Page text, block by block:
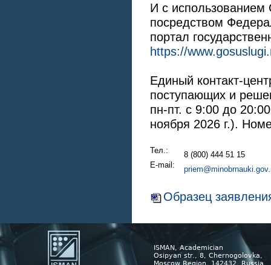
И с использованием
посредством
портал
https://
Единый контакт-
поступающих и
пн-пт. с 9:00 до
ноября 2026 г.).
Тел.:
8 (800) 444 51 15
E-mail:
Образец
ISMAN, Academician
Osipyan str., 8, Chernogolovka,
Moscow Region, 142432, Russia